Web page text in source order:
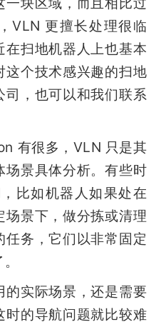
VLN 更擅长处理很临
在扫地机器人上也基本
这个技术感兴趣的扫地
司，也可以和我们联系
有很多，VLN 只是其
场景具体分析。有些时
比如机器人如果处在
景下，做分拣或清理
务，它们以非常固定
的实际场景，还是需要
时的导航问题就比较难